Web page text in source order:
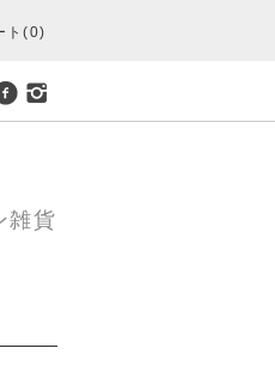
ト(0)
雑貨